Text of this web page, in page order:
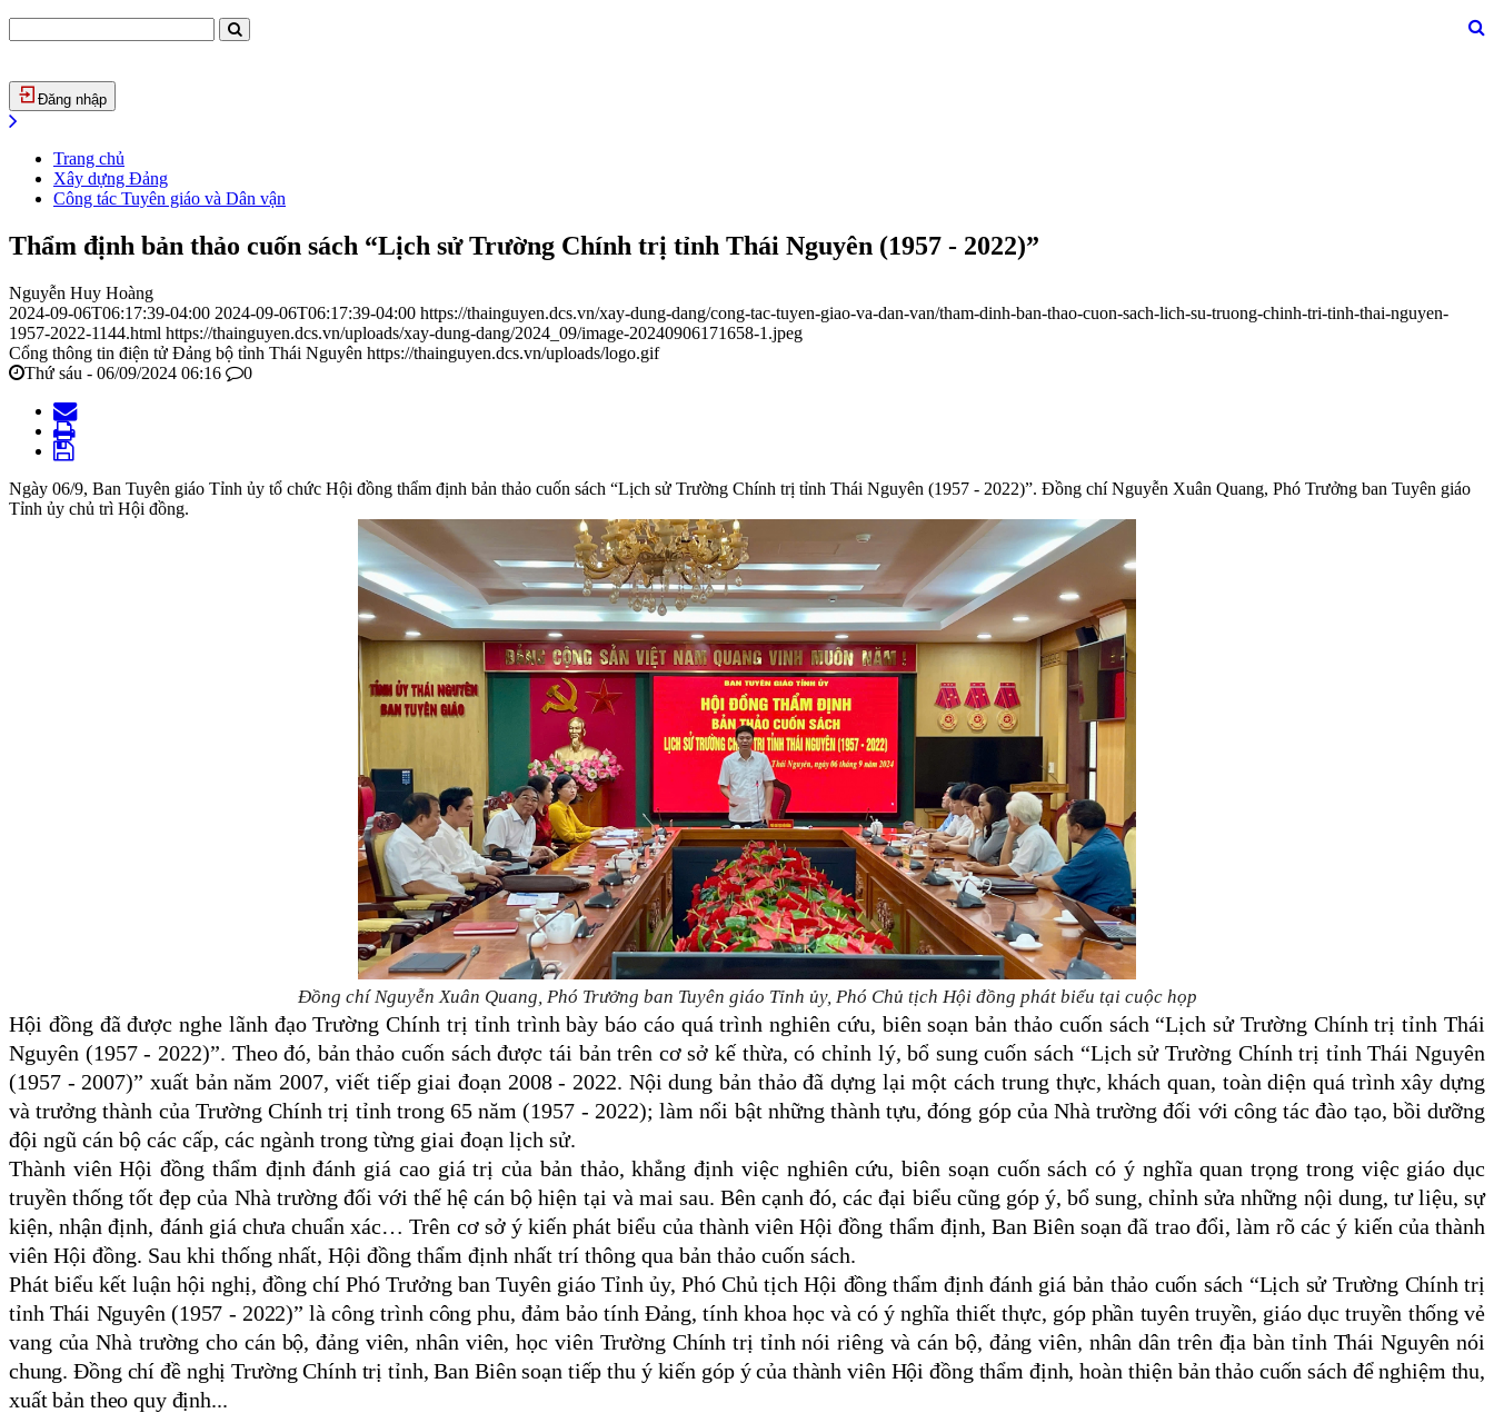
Đăng nhập
Trang chủ
Xây dựng Đảng
Công tác Tuyên giáo và Dân vận
Thẩm định bản thảo cuốn sách “Lịch sử Trường Chính trị tỉnh Thái Nguyên (1957 - 2022)”
Nguyễn Huy Hoàng
2024-09-06T06:17:39-04:00 2024-09-06T06:17:39-04:00 https://thainguyen.dcs.vn/xay-dung-dang/cong-tac-tuyen-giao-va-dan-van/tham-dinh-ban-thao-cuon-sach-lich-su-truong-chinh-tri-tinh-thai-nguyen-
1957-2022-1144.html https://thainguyen.dcs.vn/uploads/xay-dung-dang/2024_09/image-20240906171658-1.jpeg
Cổng thông tin điện tử Đảng bộ tỉnh Thái Nguyên https://thainguyen.dcs.vn/uploads/logo.gif
Thứ sáu - 06/09/2024 06:16
0
Ngày 06/9, Ban Tuyên giáo Tỉnh ủy tổ chức Hội đồng thẩm định bản thảo cuốn sách “Lịch sử Trường Chính trị tỉnh Thái Nguyên (1957 - 2022)”. Đồng chí Nguyễn Xuân Quang, Phó Trưởng ban Tuyên giáo
Tỉnh ủy chủ trì Hội đồng.
Đồng chí Nguyễn Xuân Quang, Phó Trưởng ban Tuyên giáo Tỉnh ủy, Phó Chủ tịch Hội đồng phát biểu tại cuộc họp
Hội đồng đã được nghe lãnh đạo Trường Chính trị tỉnh trình bày báo cáo quá trình nghiên cứu, biên soạn bản thảo cuốn sách “Lịch sử Trường Chính trị tỉnh Thái
Nguyên (1957 - 2022)”. Theo đó, bản thảo cuốn sách được tái bản trên cơ sở kế thừa, có chỉnh lý, bổ sung cuốn sách “Lịch sử Trường Chính trị tỉnh Thái Nguyên
(1957 - 2007)” xuất bản năm 2007, viết tiếp giai đoạn 2008 - 2022. Nội dung bản thảo đã dựng lại một cách trung thực, khách quan, toàn diện quá trình xây dựng
và trưởng thành của Trường Chính trị tỉnh trong 65 năm (1957 - 2022); làm nổi bật những thành tựu, đóng góp của Nhà trường đối với công tác đào tạo, bồi dưỡng
đội ngũ cán bộ các cấp, các ngành trong từng giai đoạn lịch sử.
Thành viên Hội đồng thẩm định đánh giá cao giá trị của bản thảo, khẳng định việc nghiên cứu, biên soạn cuốn sách có ý nghĩa quan trọng trong việc giáo dục
truyền thống tốt đẹp của Nhà trường đối với thế hệ cán bộ hiện tại và mai sau. Bên cạnh đó, các đại biểu cũng góp ý, bổ sung, chỉnh sửa những nội dung, tư liệu, sự
kiện, nhận định, đánh giá chưa chuẩn xác… Trên cơ sở ý kiến phát biểu của thành viên Hội đồng thẩm định, Ban Biên soạn đã trao đổi, làm rõ các ý kiến của thành
viên Hội đồng. Sau khi thống nhất, Hội đồng thẩm định nhất trí thông qua bản thảo cuốn sách.
Phát biểu kết luận hội nghị, đồng chí Phó Trưởng ban Tuyên giáo Tỉnh ủy, Phó Chủ tịch Hội đồng thẩm định đánh giá bản thảo cuốn sách “Lịch sử Trường Chính trị
tỉnh Thái Nguyên (1957 - 2022)” là công trình công phu, đảm bảo tính Đảng, tính khoa học và có ý nghĩa thiết thực, góp phần tuyên truyền, giáo dục truyền thống vẻ
vang của Nhà trường cho cán bộ, đảng viên, nhân viên, học viên Trường Chính trị tỉnh nói riêng và cán bộ, đảng viên, nhân dân trên địa bàn tỉnh Thái Nguyên nói
chung. Đồng chí đề nghị Trường Chính trị tỉnh, Ban Biên soạn tiếp thu ý kiến góp ý của thành viên Hội đồng thẩm định, hoàn thiện bản thảo cuốn sách để nghiệm thu,
xuất bản theo quy định...